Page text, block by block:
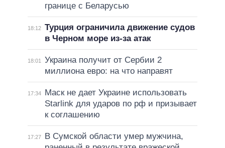
границе с Беларусью
18:12 Турция ограничила движение судов
в Черном море из-за атак
18:01
Украина получит от Сербии 2
миллиона евро: на что направят
17:34
Маск не дает Украине использовать
Starlink для ударов по рф и призывает
к соглашению
17:27
В Сумской области умер мужчина,